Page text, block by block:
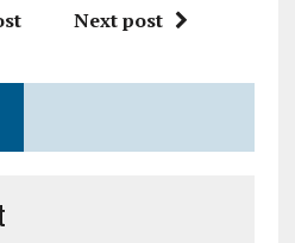
Next post